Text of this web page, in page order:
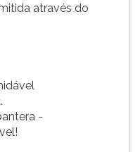
através do
-